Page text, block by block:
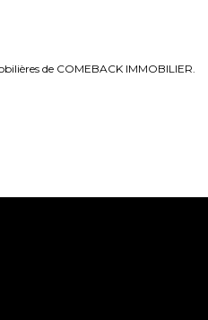
de COMEBACK IMMOBILIER.